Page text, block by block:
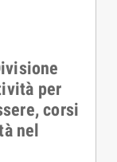
per
corsi
nel